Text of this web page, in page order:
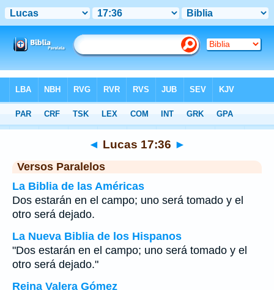
>Lucas > Capítulo 17> Verso 36
◄ Lucas 17:36 ►
Versos Paralelos
La Biblia de las Américas
Dos estarán en el campo; uno será tomado y el
otro será dejado.
La Nueva Biblia de los Hispanos
"Dos estarán en el campo; uno será tomado y el
otro será dejado."
Reina Valera Gómez